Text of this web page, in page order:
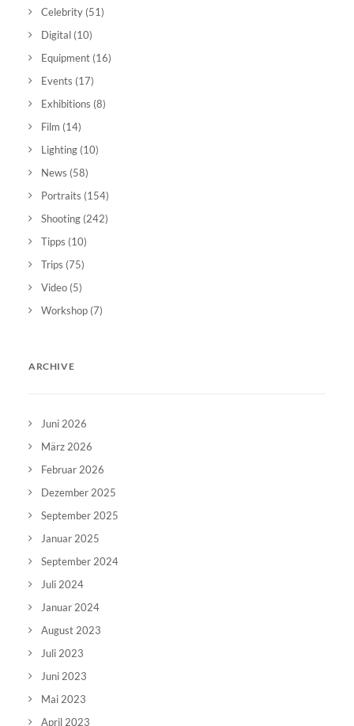
Celebrity (51)
Digital (10)
Equipment (16)
Events (17)
Exhibitions (8)
Film (14)
Lighting (10)
News (58)
Portraits (154)
Shooting (242)
Tipps (10)
Trips (75)
Video (5)
Workshop (7)
ARCHIVE
Juni 2026
März 2026
Februar 2026
Dezember 2025
September 2025
Januar 2025
September 2024
Juli 2024
Januar 2024
August 2023
Juli 2023
Juni 2023
Mai 2023
April 2023